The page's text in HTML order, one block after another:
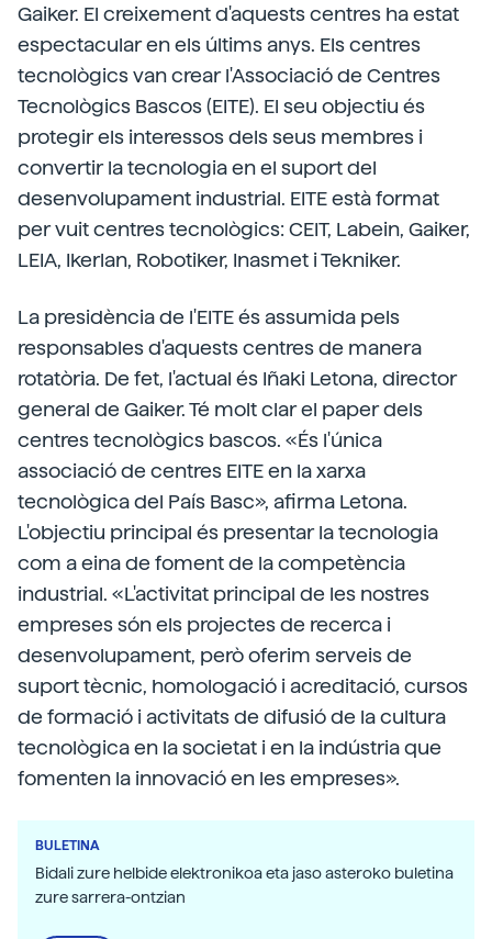
Gaiker. El creixement d'aquests centres ha estat
espectacular en els últims anys. Els centres
tecnològics van crear l'Associació de Centres
Tecnològics Bascos (EITE). El seu objectiu és
protegir els interessos dels seus membres i
convertir la tecnologia en el suport del
desenvolupament industrial. EITE està format
per vuit centres tecnològics: CEIT, Labein, Gaiker,
LEIA, Ikerlan, Robotiker, Inasmet i Tekniker.
La presidència de l'EITE és assumida pels
responsables d'aquests centres de manera
rotatòria. De fet, l'actual és Iñaki Letona, director
general de Gaiker. Té molt clar el paper dels
centres tecnològics bascos. «És l'única
associació de centres EITE en la xarxa
tecnològica del País Basc», afirma Letona.
L'objectiu principal és presentar la tecnologia
com a eina de foment de la competència
industrial. «L'activitat principal de les nostres
empreses són els projectes de recerca i
desenvolupament, però oferim serveis de
suport tècnic, homologació i acreditació, cursos
de formació i activitats de difusió de la cultura
tecnològica en la societat i en la indústria que
fomenten la innovació en les empreses».
BULETINA
Bidali zure helbide elektronikoa eta jaso asteroko buletina
zure sarrera-ontzian